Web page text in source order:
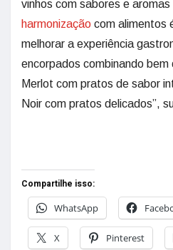
vinhos com sabores e aromas
harmonização com alimentos
melhorar a experiência
encorpados combinando bem
Merlot com pratos de sabor
Noir com pratos delicados”,
Compartilhe isso:
WhatsApp
X Pinterest